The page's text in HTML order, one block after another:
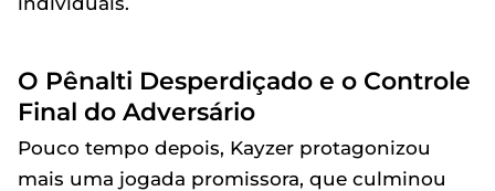
O Pênalti Desperdiçado e o Controle
Final do Adversário
Pouco tempo depois, Kayzer protagonizou
mais uma jogada promissora, que culminou